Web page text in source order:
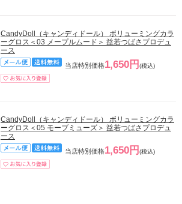
CandyDoll（キャンディドール） ボリューミングカラ
ーグロス＜03 メープルムード＞ 益若つばさプロデュ
ース
当店特別価格1,650円 (税込)
CandyDoll（キャンディドール） ボリューミングカラ
ーグロス＜05 モーブミューズ＞ 益若つばさプロデュ
ース
当店特別価格1,650円 (税込)